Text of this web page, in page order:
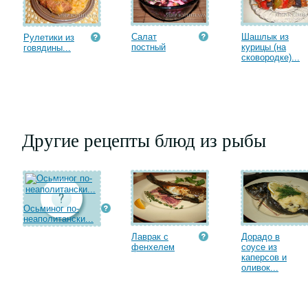
Рулетики из
говядины...
Салат
постный
Шашлык из
курицы (на
сковородке)...
Другие рецепты блюд из рыбы
Осьминог по-
неаполитански...
Лаврак с
фенхелем
Дорадо в
соусе из
каперсов и
оливок...